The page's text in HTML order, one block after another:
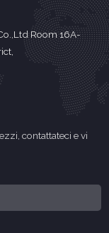
Room 16A-
contattateci e vi